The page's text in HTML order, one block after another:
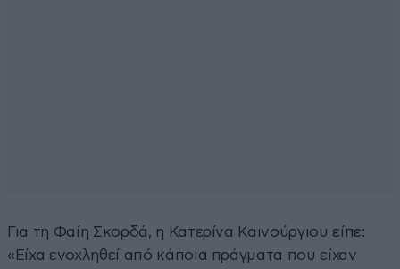
Για τη Φαίη Σκορδά, η Κατερίνα Καινούργιου είπε:
«Είχα ενοχληθεί από κάποια πράγματα που είχαν